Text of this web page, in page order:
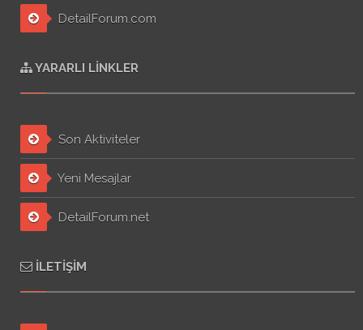
DetailForum.com
YARARLI LINKLER
Son Aktiviteler
Yeni Mesajlar
DetailForum.net
İLETIŞIM